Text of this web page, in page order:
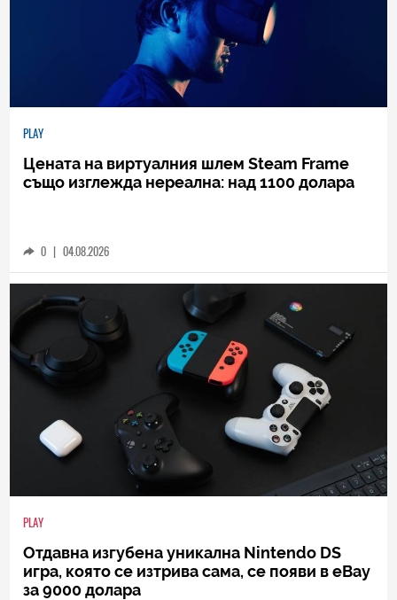
PLAY
Цената на виртуалния шлем Steam Frame
също изглежда нереална: над 1100 долара
0 | 04.08.2026
PLAY
Отдавна изгубена уникална Nintendo DS
игра, която се изтрива сама, се появи в eBay
за 9000 долара